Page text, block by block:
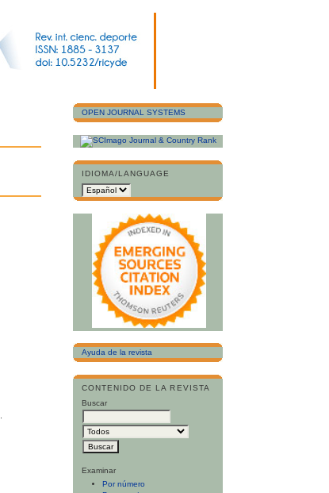
OPEN JOURNAL SYSTEMS
IDIOMA/LANGUAGE
Ayuda de la revista
CONTENIDO DE LA REVISTA
Buscar
Examinar
Por número